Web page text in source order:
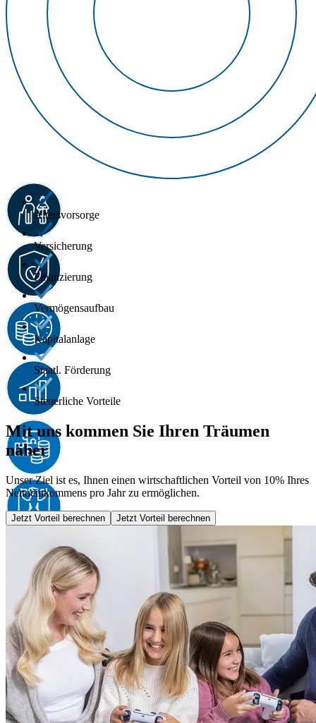
Altersvorsorge
Versicherung
Finanzierung
Vermögensaufbau
Kapitalanlage
Staatl. Förderung
Steuerliche Vorteile
Mit uns kommen Sie Ihren Träumen
näher
Unser Ziel ist es, Ihnen einen wirtschaftlichen Vorteil von 10% Ihres
Nettoeinkommens pro Jahr zu ermöglichen.
Jetzt Vorteil berechnen Jetzt Vorteil berechnen